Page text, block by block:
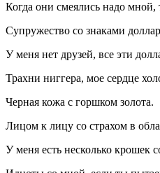
Когда они смеялись надо мной,
Супружество со знаками
У меня нет друзей, все эти
Трахни ниггера, мое сердце
Черная кожа с горшком золота.
Лицом к лицу со страхом в
У меня есть несколько крошек